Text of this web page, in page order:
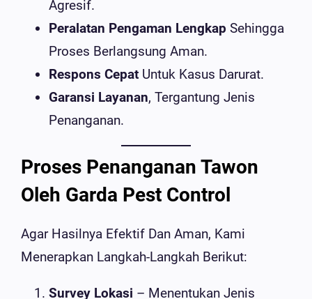
Agresif.
Peralatan Pengaman Lengkap Sehingga
Proses Berlangsung Aman.
Respons Cepat Untuk Kasus Darurat.
Garansi Layanan, Tergantung Jenis
Penanganan.
Proses Penanganan Tawon
Oleh Garda Pest Control
Agar Hasilnya Efektif Dan Aman, Kami
Menerapkan Langkah-Langkah Berikut:
Survey Lokasi – Menentukan Jenis